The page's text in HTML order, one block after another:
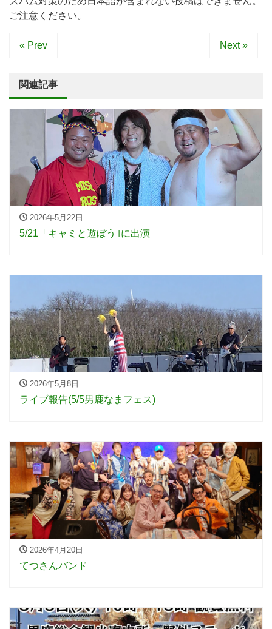
ご注意ください。
« Prev Next »
関連記事
2026年5月22日
5/21「キャミと遊ぼう｣に出演
2026年5月8日
ライブ報告(5/5男鹿なまフェス)
2026年4月20日
てつさんバンド